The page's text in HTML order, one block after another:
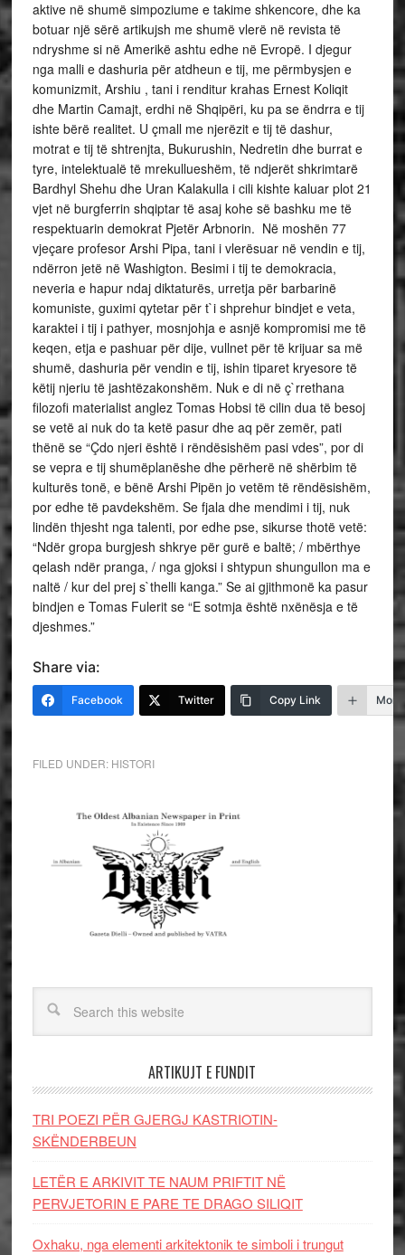
aktive në shumë simpoziume e takime shkencore, dhe ka
botuar një sërë artikujsh me shumë vlerë në revista të
ndryshme si në Amerikë ashtu edhe në Evropë. I djegur
nga malli e dashuria për atdheun e tij, me përmbysjen e
komunizmit, Arshiu , tani i renditur krahas Ernest Koliqit
dhe Martin Camajt, erdhi në Shqipëri, ku pa se ëndrra e tij
ishte bërë realitet. U çmall me njerëzit e tij të dashur,
motrat e tij të shtrenjta, Bukurushin, Nedretin dhe burrat e
tyre, intelektualë të mrekullueshëm, të ndjerët shkrimtarë
Bardhyl Shehu dhe Uran Kalakulla i cili kishte kaluar plot 21
vjet në burgferrin shqiptar të asaj kohe së bashku me të
respektuarin demokrat Pjetër Arbnorin. Në moshën 77
vjeçare profesor Arshi Pipa, tani i vlerësuar në vendin e tij,
ndërron jetë në Washigton. Besimi i tij te demokracia,
neveria e hapur ndaj diktaturës, urretja për barbarinë
komuniste, guximi qytetar për t`i shprehur bindjet e veta,
karaktei i tij i pathyer, mosnjohja e asnjë kompromisi me të
keqen, etja e pashuar për dije, vullnet për të krijuar sa më
shumë, dashuria për vendin e tij, ishin tiparet kryesore të
këtij njeriu të jashtëzakonshëm. Nuk e di në ç`rrethana
filozofi materialist anglez Tomas Hobsi të cilin dua të besoj
se vetë ai nuk do ta ketë pasur dhe aq për zemër, pati
thënë se “Çdo njeri është i rëndësishëm pasi vdes”, por di
se vepra e tij shumëplanëshe dhe përherë në shërbim të
kulturës tonë, e bënë Arshi Pipën jo vetëm të rëndësishëm,
por edhe të pavdekshëm. Se fjala dhe mendimi i tij, nuk
lindën thjesht nga talenti, por edhe pse, sikurse thotë vetë:
“Ndër gropa burgjesh shkrye për gurë e baltë; / mbërthye
qelash ndër pranga, / nga gjoksi i shtypun shungullon ma e
naltë / kur del prej s`thelli kanga.” Se ai gjithmonë ka pasur
bindjen e Tomas Fulerit se “E sotmja është nxënësja e të
djeshmes.”
Share via:
Facebook Twitter Copy Link More
FILED UNDER: HISTORI
ARTIKUJT E FUNDIT
TRI POEZI PËR GJERGJ KASTRIOTIN-
SKËNDERBEUN
LETËR E ARKIVIT TE NAUM PRIFTIT NË
PERVJETORIN E PARE TE DRAGO SILIQIT
Oxhaku, nga elementi arkitektonik te simboli i trungut